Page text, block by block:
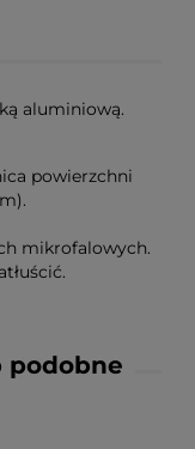
aluminiową.
powierzchni
mikrofalowych.
podobne